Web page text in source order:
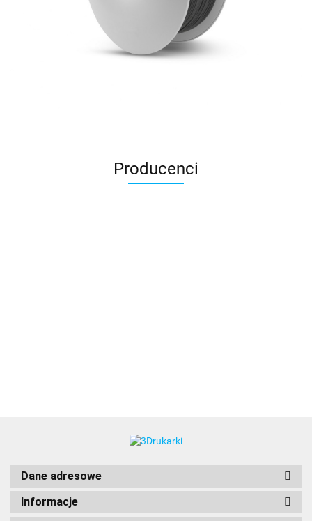
Producenci
Dane adresowe
Informacje